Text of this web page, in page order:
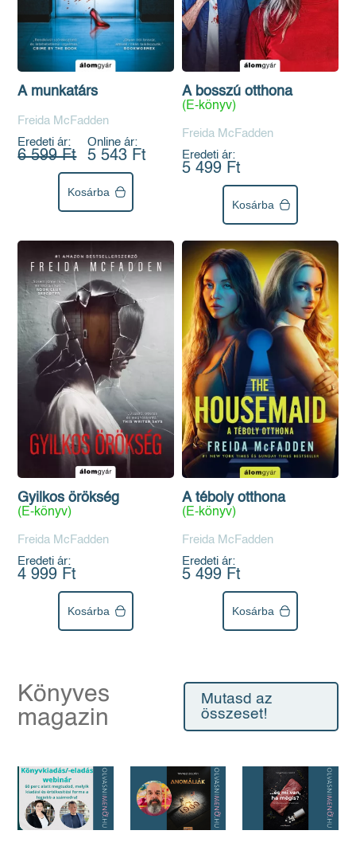
A munkatárs
Freida McFadden
Eredeti ár:
6 599 Ft
Online ár:
5 543 Ft
Kosárba
A bosszú otthona
(E-könyv)
Freida McFadden
Eredeti ár:
5 499 Ft
Kosárba
Gyilkos örökség
(E-könyv)
Freida McFadden
Eredeti ár:
4 999 Ft
Kosárba
A téboly otthona
(E-könyv)
Freida McFadden
Eredeti ár:
5 499 Ft
Kosárba
Könyves
magazin
Mutasd az
összeset!